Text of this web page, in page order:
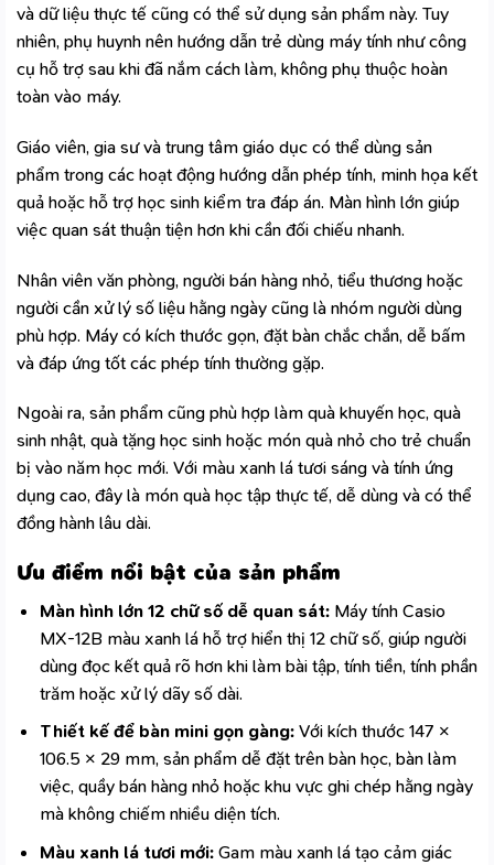
và dữ liệu thực tế cũng có thể sử dụng sản phẩm này. Tuy
nhiên, phụ huynh nên hướng dẫn trẻ dùng máy tính như công
cụ hỗ trợ sau khi đã nắm cách làm, không phụ thuộc hoàn
toàn vào máy.
Giáo viên, gia sư và trung tâm giáo dục có thể dùng sản
phẩm trong các hoạt động hướng dẫn phép tính, minh họa kết
quả hoặc hỗ trợ học sinh kiểm tra đáp án. Màn hình lớn giúp
việc quan sát thuận tiện hơn khi cần đối chiếu nhanh.
Nhân viên văn phòng, người bán hàng nhỏ, tiểu thương hoặc
người cần xử lý số liệu hằng ngày cũng là nhóm người dùng
phù hợp. Máy có kích thước gọn, đặt bàn chắc chắn, dễ bấm
và đáp ứng tốt các phép tính thường gặp.
Ngoài ra, sản phẩm cũng phù hợp làm quà khuyến học, quà
sinh nhật, quà tặng học sinh hoặc món quà nhỏ cho trẻ chuẩn
bị vào năm học mới. Với màu xanh lá tươi sáng và tính ứng
dụng cao, đây là món quà học tập thực tế, dễ dùng và có thể
đồng hành lâu dài.
Ưu điểm nổi bật của sản phẩm
Màn hình lớn 12 chữ số dễ quan sát:Máy tính Casio
MX-12B màu xanh lá hỗ trợ hiển thị 12 chữ số, giúp người
dùng đọc kết quả rõ hơn khi làm bài tập, tính tiền, tính phần
trăm hoặc xử lý dãy số dài.
Thiết kế để bàn mini gọn gàng:Với kích thước 147 ×
106.5 × 29 mm, sản phẩm dễ đặt trên bàn học, bàn làm
việc, quầy bán hàng nhỏ hoặc khu vực ghi chép hằng ngày
mà không chiếm nhiều diện tích.
Màu xanh lá tươi mới:Gam màu xanh lá tạo cảm giác